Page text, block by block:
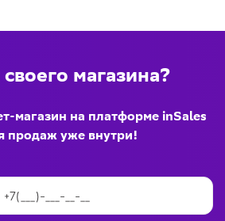
магазина?
магазин на платформе inSales
продаж уже внутри!